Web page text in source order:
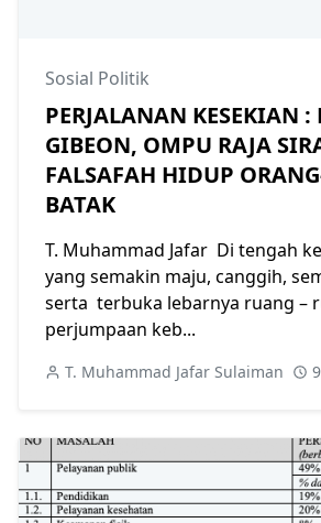
Sosial Politik
PERJALANAN KESEKIAN :
GIBEON, OMPU RAJA
FALSAFAH HIDUP
BATAK
T. Muhammad Jafar Di tengah
yang semakin maju, canggih,
serta terbuka lebarnya ruang –
perjumpaan keb...
T. Muhammad Jafar Sulaiman